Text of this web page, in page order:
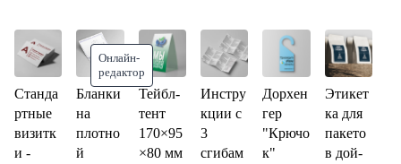
Станда
ртные
визитк
и -
Онлайн-
редактор
Бланки
на
плотно
й
Тейбл-
тент
170×95
×80 мм
Инстру
кции с
3
сгибам
Дорхен
гер
"Крючо
к"
Этикет
ка для
пакето
в дой-